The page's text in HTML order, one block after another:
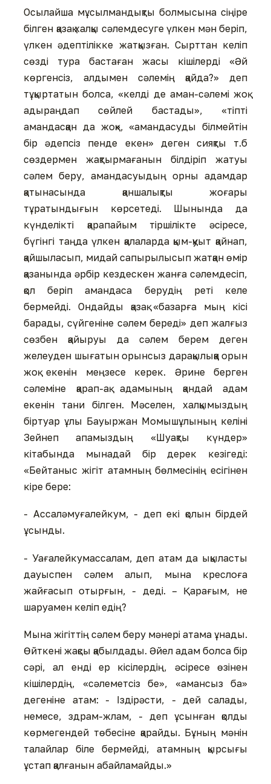
Осылайша мұсылмандықты болмысына сіңіре
білген қазақ халқы сәлемдесуге үлкен мән беріп,
үлкен әдептілікке жатқызған. Сырттан келіп
сөзді тура бастаған жасы кішілерді «Әй
көргенсіз, алдымен сәлемің қайда?» деп
тұқыртатын болса, «келді де аман-сәлемі жоқ
адыраңдап сөйлей бастады», «тіпті
амандасқан да жоқ», «амандасуды білмейтін
бір әдепсіз пенде екен» деген сияқты т.б
сөздермен жақтырмағанын білдіріп жатуы
сәлем беру, амандасуыдың орны адамдар
қатынасында қаншалықты жоғары
тұратындығын көрсетеді. Шынында да
күнделікті қарапайым тіршілікте әсіресе,
бүгінгі таңда үлкен қалаларда қым-қуыт қайнап,
қайшыласып, мидай сапырылысып жатқан өмір
қазанында әрбір кездескен жанға сәлемдесіп,
қол беріп амандаса берудің реті келе
бермейді. Ондайды қазақ «базарға мың кісі
барады, сүйгеніне сәлем береді» деп жалғыз
сөзбен қайыруы да сәлем берем деген
желеуден шығатын орынсыз дарақылыққа орын
жоқ екенін меңзесе керек. Әрине берген
сәлеміне қарап-ақ адамының қандай адам
екенін тани білген. Мәселен, халқымыздың
біртуар ұлы Бауыржан Момышұлының келіні
Зейнеп апамыздың «Шуақты күндер»
кітабында мынадай бір дерек кезігеді:
«Бейтаныс жігіт атамның бөлмесінің есігінен
кіре бере:
- Ассаләмуғалейкум, - деп екі қолын бірдей
ұсынды.
- Уағалейкумассалам, деп атам да ықыласты
дауыспен сәлем алып, мына креслоға
жайғасып отырғын, - деді. – Қарағым, не
шаруамен келіп едің?
Мына жігіттің сәлем беру мәнері атама ұнады.
Өйткені жақсы қабылдады. Әйел адам болса бір
сәрі, ал енді ер кісілердің, әсіресе өзінен
кішілердің, «сәлеметсіз бе», «амансыз ба»
дегеніне атам: - Іздірәсти, - дей салады,
немесе, здрам-жлам, - деп ұсынған қолды
көрмегендей төбесіне қарайды. Бұның мәнін
талайлар біле бермейді, атамның қырсығы
ұстап қалғанын абайламайды.»